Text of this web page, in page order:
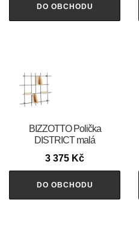
DO OBCHODU
BIZZOTTO Polička
DISTRICT malá
3 375 Kč
DO OBCHODU